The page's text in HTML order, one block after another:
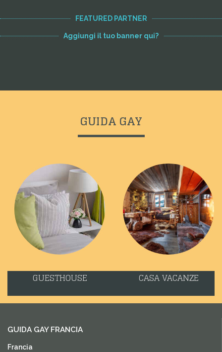
FEATURED PARTNER
Aggiungi il tuo banner qui?
GUIDA GAY
GUESTHOUSE CASA VACANZE
GUIDA GAY FRANCIA
Francia